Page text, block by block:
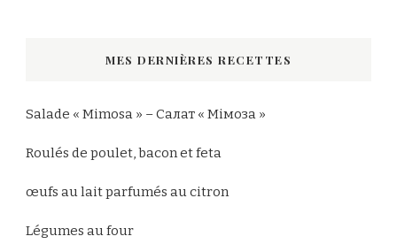
MES DERNIÈRES RECETTES
Salade « Mimosa » – Салат « Мімоза »
Roulés de poulet, bacon et feta
œufs au lait parfumés au citron
Légumes au four